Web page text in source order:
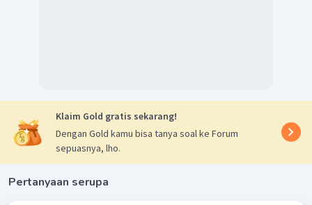
Klaim Gold gratis sekarang!
Dengan Gold kamu bisa tanya soal ke Forum
sepuasnya, lho.
Pertanyaan serupa